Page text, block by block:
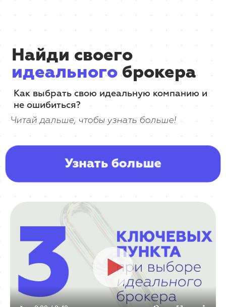
Найди своего
идеального брокера
Как выбрать свою идеальную компанию и
не ошибиться?
Читай дальше, чтобы узнать больше!
Узнать больше